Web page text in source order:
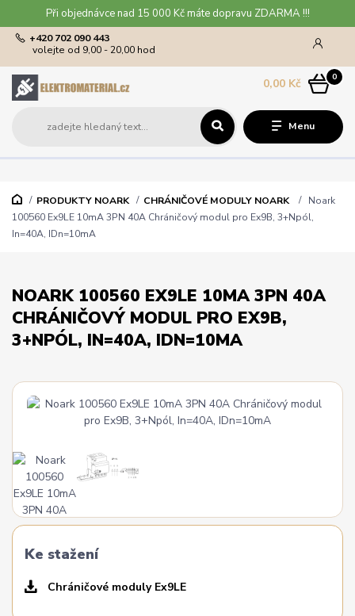
Při objednávce nad 15 000 Kč máte dopravu ZDARMA !!!
Menu
+420 702 090 443
volejte od 9,00 - 20,00 hod
0
0,00 Kč
PRODUKTY NOARK CHRÁNIČOVÉ MODULY NOARK
Noark
100560 Ex9LE 10mA 3PN 40A Chráničový modul pro Ex9B, 3+Npól,
In=40A, IDn=10mA
NOARK 100560 EX9LE 10MA 3PN 40A
CHRÁNIČOVÝ MODUL PRO EX9B,
3+NPÓL, IN=40A, IDN=10MA
Ke stažení
Chráničové moduly Ex9LE